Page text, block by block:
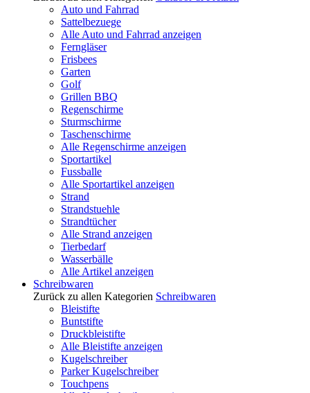
Auto und Fahrrad
Sattelbezuege
Alle Auto und Fahrrad anzeigen
Ferngläser
Frisbees
Garten
Golf
Grillen BBQ
Regenschirme
Sturmschirme
Taschenschirme
Alle Regenschirme anzeigen
Sportartikel
Fussballe
Alle Sportartikel anzeigen
Strand
Strandstuehle
Strandtücher
Alle Strand anzeigen
Tierbedarf
Wasserbälle
Alle Artikel anzeigen
Schreibwaren
Zurück zu allen Kategorien Schreibwaren
Bleistifte
Buntstifte
Druckbleistifte
Alle Bleistifte anzeigen
Kugelschreiber
Parker Kugelschreiber
Touchpens